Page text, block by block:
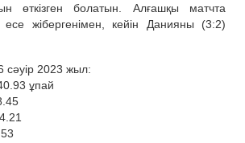
өткізген болатын. Алғашқы матчта
жібергенімен, кейін Данияны (3:2)
сәуір 2023 жыл:
ұпай